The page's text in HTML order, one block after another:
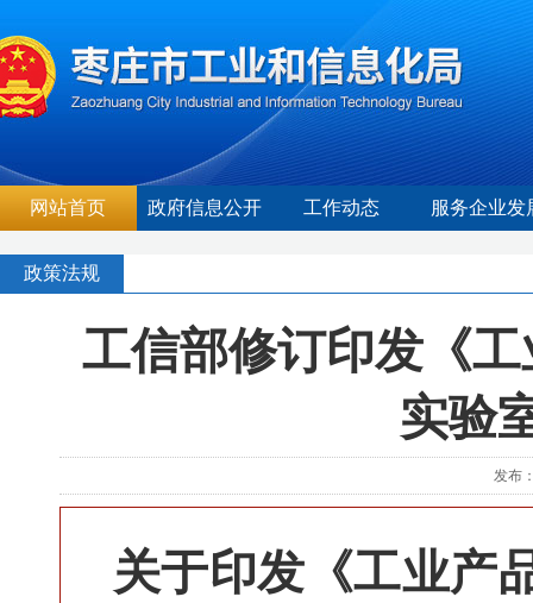
网站首页 政府信息公开 工作动态 服务企业发
政策法规
工信部修订印发《
实验
发布
关于印发《工业产